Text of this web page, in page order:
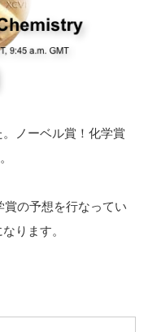
ノーベル賞！化学賞
の予想を行なってい
ります。